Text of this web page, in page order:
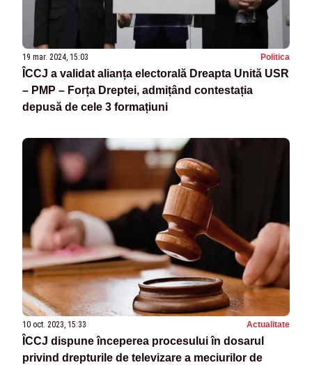
19 mar. 2024, 15:03 Politica
ÎCCJ a validat alianța electorală Dreapta Unită USR
– PMP – Forța Dreptei, admițând contestația
depusă de cele 3 formațiuni
10 oct. 2023, 15:33 Actualitate
ÎCCJ dispune începerea procesului în dosarul
privind drepturile de televizare a meciurilor de